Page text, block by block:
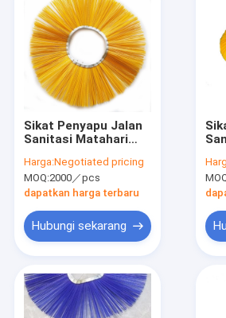
Sikat Penyapu Jalan
Sanitasi Matahari
Ramah Lingkungan
Harga:Negotiated pricing
MOQ:2000／pcs
dapatkan harga terbaru
Hubungi sekarang